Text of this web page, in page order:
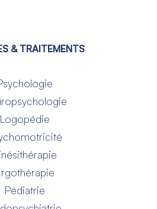
& TRAITEMENTS
Logopédie
Pédiatrie